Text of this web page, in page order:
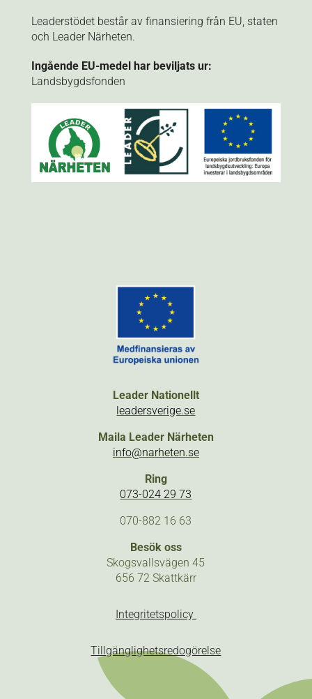
Leaderstödet består av finansiering från EU, staten
och Leader Närheten.
Ingående EU-medel har beviljats ur:
Landsbygdsfonden
Leader Nationellt
leadersverige.se
Maila Leader Närheten
info@narheten.se
Ring
073-024 29 73
070-882 16 63
Besök oss
Skogsvallsvägen 45
656 72 Skattkärr
Integritetspolicy
Tillgänglighetsredogörelse